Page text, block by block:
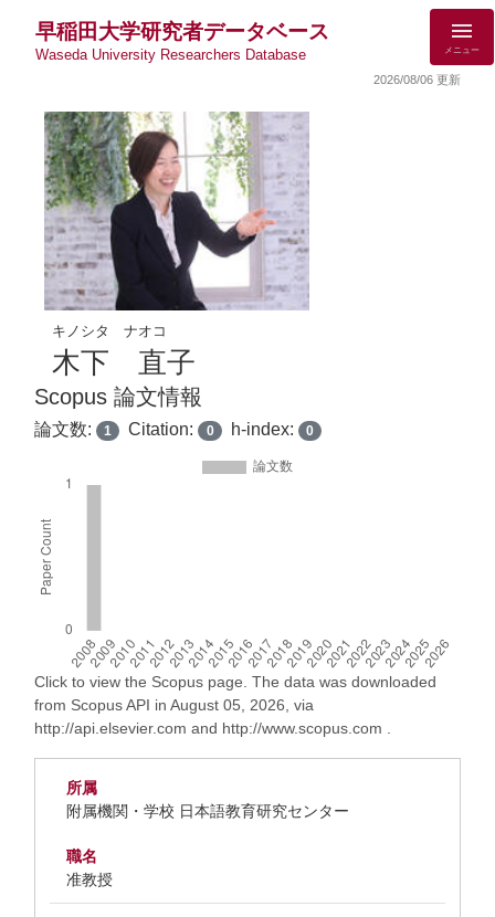
早稲田大学研究者データベース
Waseda University Researchers Database メニュー
2026/08/06 更新
キノシタ ナオコ
木下 直子
Scopus 論文情報
論文数: 1 Citation: 0 h-index: 0
Click to view the Scopus page. The data was downloaded
from Scopus API in August 05, 2026, via
http://api.elsevier.com and http://www.scopus.com .
所属
附属機関・学校 日本語教育研究センター
職名
准教授